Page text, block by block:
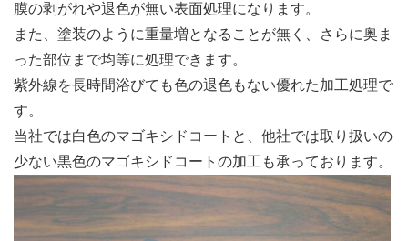
膜の剥がれや退色が無い表面処理になります。
また、塗装のように重量増となることが無く、さらに奥ま
った部位まで均等に処理できます。
紫外線を長時間浴びても色の退色もない優れた加工処理で
す。
当社では白色のマゴキシドコートと、他社では取り扱いの
少ない黒色のマゴキシドコートの加工も承っております。